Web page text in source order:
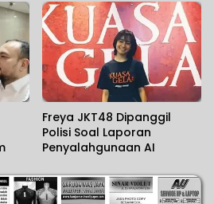
Freya JKT48 Dipanggil
Polisi Soal Laporan
Penyalahgunaan AI